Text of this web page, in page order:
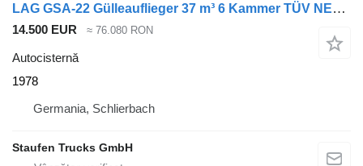
LAG GSA-22 Gülleauflieger 37 m³ 6 Kammer TÜV NEU! GSA-22 Gülleauflie
14.500 EUR ≈ 76.080 RON
Autocisternă
1978
Germania, Schlierbach
Staufen Trucks GmbH